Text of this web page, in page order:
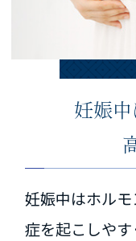
妊娠
妊娠中はホル
症を起こしやす